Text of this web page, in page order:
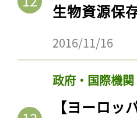
生物資源保
2016/11/16
政府・国際機関
【ヨーロ